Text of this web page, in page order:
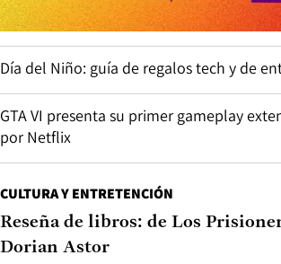
Día del Niño: guía de regalos tech y de
GTA VI presenta su primer gameplay
por Netflix
CULTURA Y ENTRETENCIÓN
Reseña de libros: de Los
Dorian Astor